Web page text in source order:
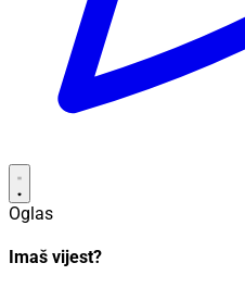
Oglas
Imaš vijest?